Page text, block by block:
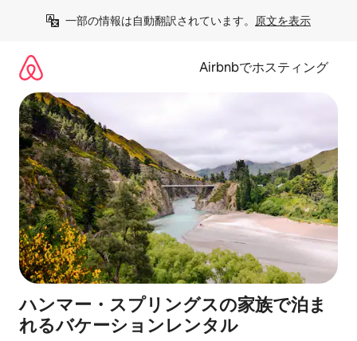
一部の情報は自動翻訳されています。 原文を表示
Airbnbでホスティング
ハンマー・スプリングスの家族で泊ま
れるバケーションレンタル